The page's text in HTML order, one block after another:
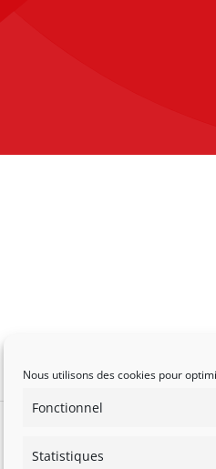
Nous utilisons des cookies pour
Fonctionnel
Statistiques